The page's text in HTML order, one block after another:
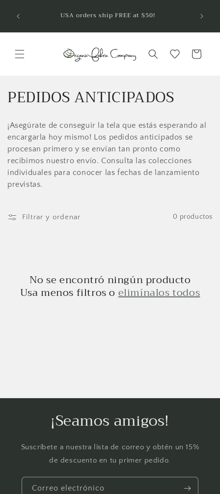
al contenido
USA orders ship FREE at $50! telas
Carrito
C
o
l
e
c
c
i
PEDIDOS ANTICIPADOS
¡Asegúrate de conseguir la tela que estás esperando al
encargarla hoy mismo! Los pedidos anticipados se
procesan primero y se envían tan pronto como
recibimos nuestro envío. Consulta las colecciones
individuales para conocer las fechas de lanzamiento
previstas.
Filtrar y ordenar 0 productos
No se encontró ningún producto
Usa menos filtros oelimínalos todos
¡Seamos amigos!
Suscríbete a nuestra lista de correo y obtén un 15%
de descuento en tu primer pedido.
Correo electrónico